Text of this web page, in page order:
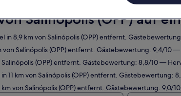
7.
Salinópolis (OPP) auf
in 8,9 km von Salinópolis (OPP) entfernt.
Salinópolis (OPP) entfernt. Gästebewertung: 9,4/10
(OPP) entfernt. Gästebewertung: 8,8/10 —
11 km von Salinópolis (OPP) entfernt. Gästebewertung:
von Salinópolis (OPP) entfernt. Gästebewertung: 9,0/